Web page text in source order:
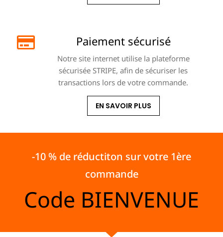
Paiement sécurisé
Notre site internet utilise la plateforme
sécurisée STRIPE, afin de sécuriser les
transactions lors de votre commande.
EN SAVOIR PLUS
-10 % de réductiton sur votre 1ère
commande
Code BIENVENUE